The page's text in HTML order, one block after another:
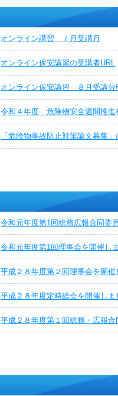
オンライン講習 ７月受講月
オンライン保安講習の受講者URL
オンライン保安講習 ８月受講分
令和４年度 危険物安全週間推進
「危険物事故防止対策論文募集
令和元年度第1回総務広報合同委
令和元年度第1回理事会を開催し
平成２８年度第２回理事会を開催
平成２８年度定時総会を開催しま
平成２８年度第１回総務・広報